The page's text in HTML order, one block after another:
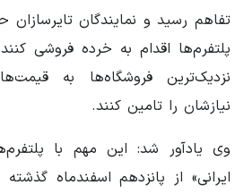
تفاهم رسید و نمایندگان
پلتفرم‌ها اقدام به خرده فروشی
نزدیک‌ترین فروشگاه‌ها به
نیازشان را تامین کنند.
وی یادآور شد: این مهم با
ایرانی» از پانزدهم اسفندماه